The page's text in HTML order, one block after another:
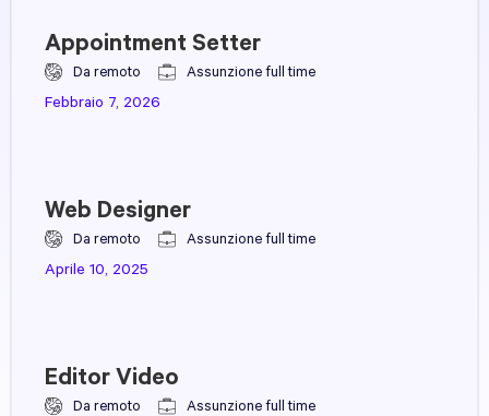
Appointment Setter
Da remoto Assunzione full time
Febbraio 7, 2026
Web Designer
Da remoto Assunzione full time
Aprile 10, 2025
Editor Video
Da remoto Assunzione full time